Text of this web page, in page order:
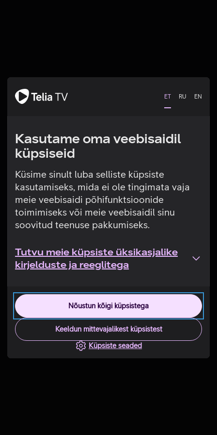
ET RU EN
Kasutame oma veebisaidil
küpsiseid
Küsime sinult luba selliste küpsiste
kasutamiseks, mida ei ole tingimata vaja
meie veebisaidi põhifunktsioonide
toimimiseks või meie veebisaidil sinu
soovitud teenuse pakkumiseks.
Tutvu meie küpsiste üksikasjalike
kirjelduste ja reeglitega
Nõustun kõigi küpsistega
Keeldun mittevajalikest küpsistest
Küpsiste seaded
Tehniline viga